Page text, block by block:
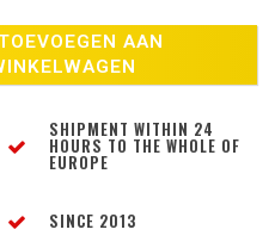
AAN
SHIPMENT WITHIN 24
HOURS TO THE WHOLE OF
EUROPE
SINCE 2013